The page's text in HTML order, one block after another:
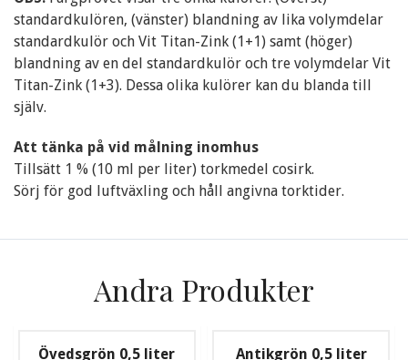
standardkulören, (vänster) blandning av lika volymdelar
standardkulör och Vit Titan-Zink (1+1) samt (höger)
blandning av en del standardkulör och tre volymdelar Vit
Titan-Zink (1+3). Dessa olika kulörer kan du blanda till
själv.
Att tänka på vid målning inomhus
Tillsätt 1 % (10 ml per liter) torkmedel cosirk.
Sörj för god luftväxling och håll angivna torktider.
Andra Produkter
Övedsgrön 0,5 liter Antikgrön 0,5 liter